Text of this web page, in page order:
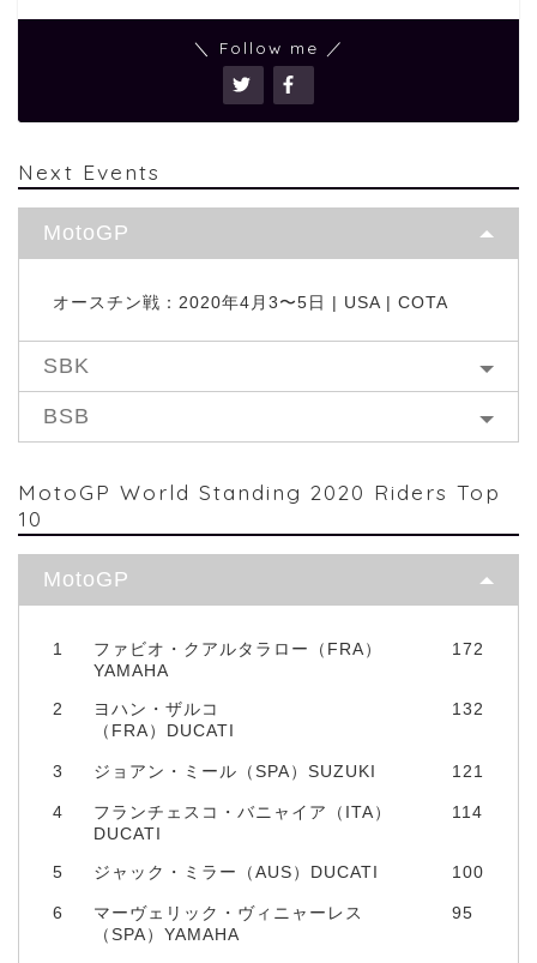
＼ Follow me ／
Next Events
MotoGP
オースチン戦：2020年4月3〜5日 | USA | COTA
SBK
BSB
MotoGP World Standing 2020 Riders Top
10
MotoGP
1
ファビオ・クアルタラロー（FRA）
YAMAHA
172
2
ヨハン・ザルコ
（FRA）DUCATI
132
3 ジョアン・ミール（SPA）SUZUKI 121
4
フランチェスコ・バニャイア（ITA）
DUCATI
114
5 ジャック・ミラー（AUS）DUCATI 100
6
マーヴェリック・ヴィニャーレス
（SPA）YAMAHA
95